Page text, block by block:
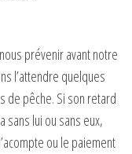
prévenir avant notre
l’attendre quelques
de pêche. Si son retard
sans lui ou sans eux,
ou le paiement